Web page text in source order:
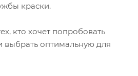
краски.
кто хочет попробовать
оптимальную для